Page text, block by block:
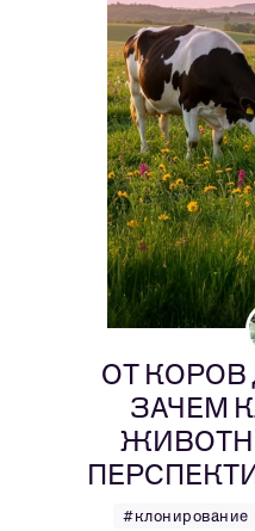
ОТ КОРОВ
ЗАЧЕМ
#клонирование